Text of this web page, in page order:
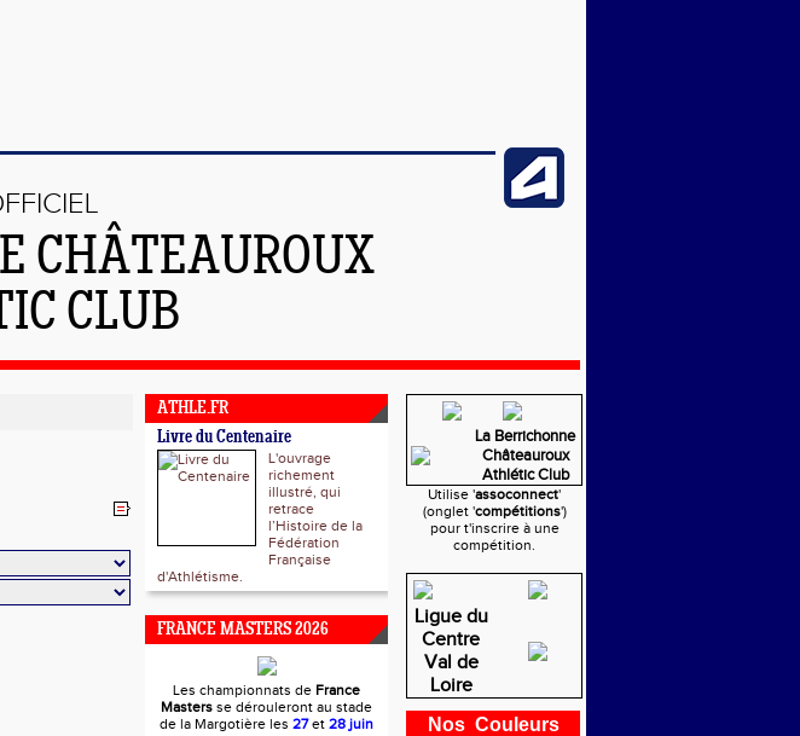
CHÂTEAUROUX
CLUB
ATHLE.FR
Livre du Centenaire
L'ouvrage
richement
illustré, qui
retrace
l’Histoire de la
Fédération
Française
d'Athlétisme.
FRANCE MASTERS 2026
Les championnats de France
Masters se dérouleront au stade
de la Margotière les 27et 28 juin
La Berrichonne
Châteauroux
Athlétic Club
Utilise 'assoconnect'
(onglet 'compétitions')
pour t'inscrire à une
compétition.
Ligue du
Centre
Val de
Loire
Nos Couleurs